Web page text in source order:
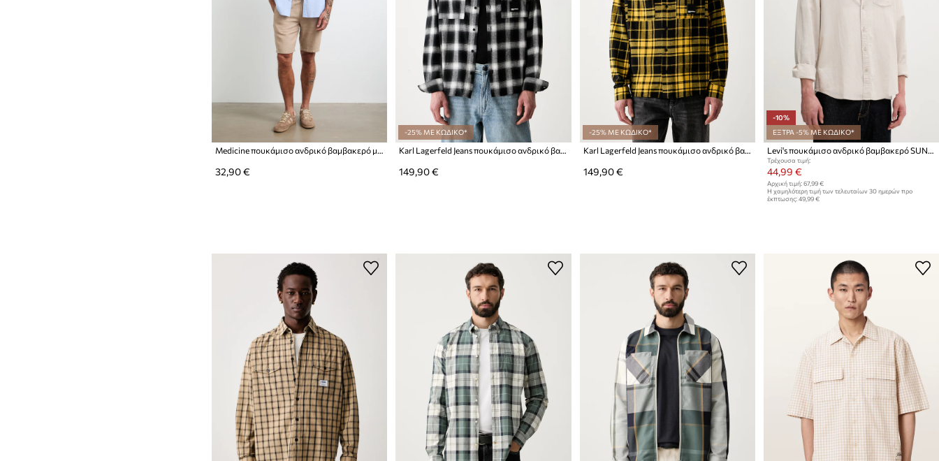
Medicine πουκάμισο ανδρικό βαμβακερό με ελαστάν
32,90 €
-25% ΜΕ ΚΩΔΙΚΟ*
Karl Lagerfeld Jeans πουκάμισο ανδρικό βαμβακερό
149,90 €
-25% ΜΕ ΚΩΔΙΚΟ*
Karl Lagerfeld Jeans πουκάμισο ανδρικό βαμβακερό
149,90 €
-10%
ΕΞΤΡΑ -5% ΜΕ ΚΩΔΙΚΟ*
Levi's πουκάμισο ανδρικό βαμβακερό SUNSET 1 POCKET
Τρέχουσα τιμή:
44,99 €
Αρχική τιμή: 67,99 €
Η χαμηλότερη τιμή των τελευταίων 30 ημερών προ
έκπτωσης: 49,99 €